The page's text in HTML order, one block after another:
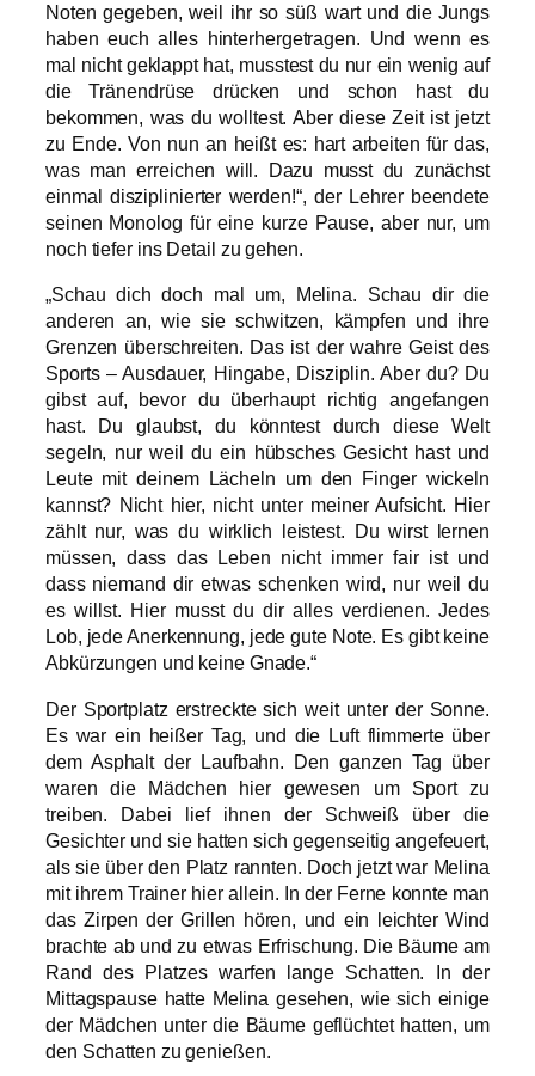
Noten gegeben, weil ihr so süß wart und die Jungs
haben euch alles hinterhergetragen. Und wenn es
mal nicht geklappt hat, musstest du nur ein wenig auf
die Tränendrüse drücken und schon hast du
bekommen, was du wolltest. Aber diese Zeit ist jetzt
zu Ende. Von nun an heißt es: hart arbeiten für das,
was man erreichen will. Dazu musst du zunächst
einmal disziplinierter werden!“, der Lehrer beendete
seinen Monolog für eine kurze Pause, aber nur, um
noch tiefer ins Detail zu gehen.
„Schau dich doch mal um, Melina. Schau dir die
anderen an, wie sie schwitzen, kämpfen und ihre
Grenzen überschreiten. Das ist der wahre Geist des
Sports – Ausdauer, Hingabe, Disziplin. Aber du? Du
gibst auf, bevor du überhaupt richtig angefangen
hast. Du glaubst, du könntest durch diese Welt
segeln, nur weil du ein hübsches Gesicht hast und
Leute mit deinem Lächeln um den Finger wickeln
kannst? Nicht hier, nicht unter meiner Aufsicht. Hier
zählt nur, was du wirklich leistest. Du wirst lernen
müssen, dass das Leben nicht immer fair ist und
dass niemand dir etwas schenken wird, nur weil du
es willst. Hier musst du dir alles verdienen. Jedes
Lob, jede Anerkennung, jede gute Note. Es gibt keine
Abkürzungen und keine Gnade.“
Der Sportplatz erstreckte sich weit unter der Sonne.
Es war ein heißer Tag, und die Luft flimmerte über
dem Asphalt der Laufbahn. Den ganzen Tag über
waren die Mädchen hier gewesen um Sport zu
treiben. Dabei lief ihnen der Schweiß über die
Gesichter und sie hatten sich gegenseitig angefeuert,
als sie über den Platz rannten. Doch jetzt war Melina
mit ihrem Trainer hier allein. In der Ferne konnte man
das Zirpen der Grillen hören, und ein leichter Wind
brachte ab und zu etwas Erfrischung. Die Bäume am
Rand des Platzes warfen lange Schatten. In der
Mittagspause hatte Melina gesehen, wie sich einige
der Mädchen unter die Bäume geflüchtet hatten, um
den Schatten zu genießen.